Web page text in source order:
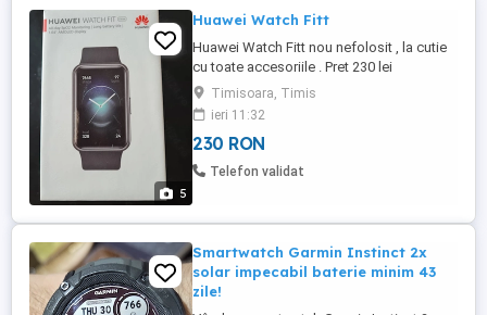
5
Huawei Watch Fitt
Huawei Watch Fitt nou nefolosit , la cutie
cu toate accesoriile . Pret 230 lei
Timisoara, Timis
ieri 11:32
230 RON
Telefon validat
Smartwatch Garmin Instinct 2x
solar impecabil baterie minim 43
zile!